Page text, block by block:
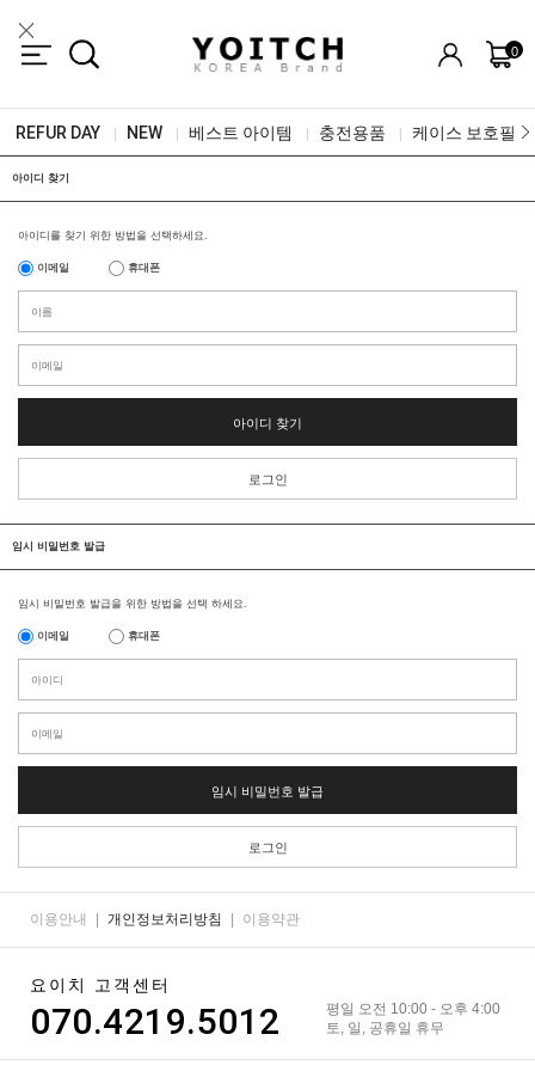
0
REFUR DAY NEW 베스트 아이템 충전용품 케이스 보호필름
아이디 찾기
아이디를 찾기 위한 방법을 선택하세요.
이메일 휴대폰
아이디 찾기
로그인
임시 비밀번호 발급
임시 비밀번호 발급을 위한 방법을 선택 하세요.
이메일 휴대폰
임시 비밀번호 발급
로그인
이용안내 개인정보처리방침 이용약관
요이치 고객센터
070.4219.5012
평일 오전 10:00 - 오후 4:00
토, 일, 공휴일 휴무